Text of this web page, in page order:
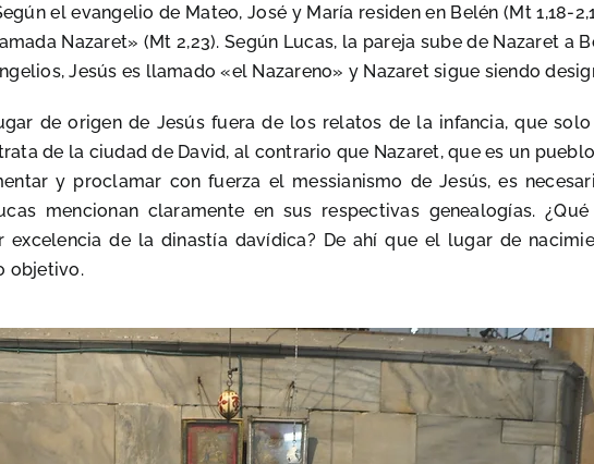
el evangelio de Mateo, José y María residen en Belén (Mt 1,18-
Nazaret» (Mt 2,23). Según Lucas, la pareja sube de Nazaret a
Jesús es llamado «el Nazareno» y Nazaret sigue siendo
de origen de Jesús fuera de los relatos de la infancia, que
de la ciudad de David, al contrario que Nazaret, que es un
y proclamar con fuerza el messianismo de Jesús, es
mencionan claramente en sus respectivas genealogías.
de la dinastía davídica? De ahí que el lugar de
objetivo.